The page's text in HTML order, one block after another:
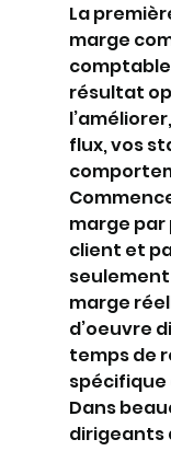
La
marge
résultat
flux, vos
marge par
client et
seulement
marge
d’oeuvre
temps de
Dans
dirigeants